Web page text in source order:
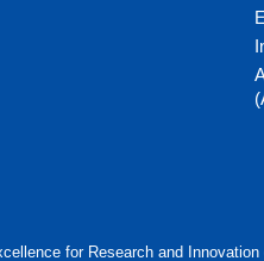
for Research and